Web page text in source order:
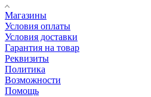
Магазины
Условия оплаты
Условия доставки
Гарантия на товар
Реквизиты
Политика
Возможности
Помощь